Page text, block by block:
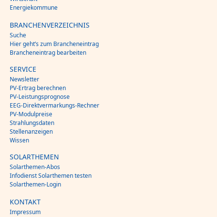
Energiekommune
BRANCHENVERZEICHNIS
Suche
Hier geht’s zum Brancheneintrag
Brancheneintrag bearbeiten
SERVICE
Newsletter
PV-Ertrag berechnen
PV-Leistungsprognose
EEG-Direktvermarkungs-Rechner
PV-Modulpreise
Strahlungsdaten
Stellenanzeigen
Wissen
SOLARTHEMEN
Solarthemen-Abos
Infodienst Solarthemen testen
Solarthemen-Login
KONTAKT
Impressum